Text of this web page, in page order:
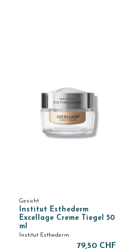
Gesicht
Institut Esthederm
Excellage Creme Tiegel 50
ml
Institut Esthederm
79,50 CHF